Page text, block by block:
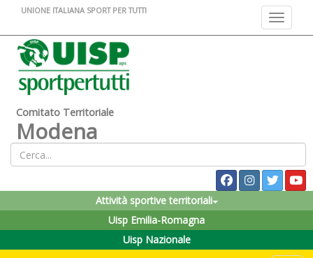
Toggle
UNIONE ITALIANA SPORT PER TUTTI
Comitato Territoriale
Modena
Attività sportive territoriali
Uisp Emilia-Romagna
Uisp Nazionale